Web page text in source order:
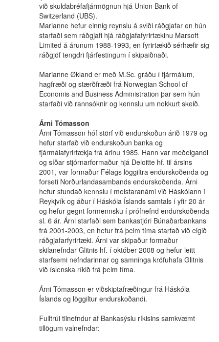
við skuldabréfafjármögnun hjá Union Bank of
Switzerland (UBS).
Marianne hefur einnig reynslu á sviði ráðgjafar en hún
starfaði sem ráðgjafi hjá ráðgjafafyrirtækinu Marsoft
Limited á árunum 1988-1993, en fyrirtækið sérhæfir sig
ráðgjöf tengdri fjárfestingum í skipaiðnaði.
Marianne Økland er með M.Sc. gráðu í fjármálum,
hagfræði og stærðfræði frá Norwegian School of
Economis and Business Administration þar sem hún
starfaði við rannsóknir og kennslu um nokkurt skeið.
Árni Tómasson
Árni Tómasson hóf störf við endurskoðun árið 1979 og
hefur starfað við endurskoðun banka og
fjármálafyrirtækja frá árinu 1985. Hann var meðeigandi
og síðar stjórnarformaður hjá Deloitte hf. til ársins
2001, var formaður Félags löggiltra endurskoðenda og
forseti Norðurlandasambands endurskoðenda. Árni
hefur stundað kennslu í meistaranámi við Háskólann í
Reykjvík og áður í Háskóla Íslands samtals í yfir 20 ár
og hefur gegnt formennsku í prófnefnd endurskoðenda
sl. 6 ár. Árni starfaði sem bankastjóri Búnaðarbankans
frá 2001-2003, en hefur frá þeim tíma starfað við eigið
ráðgjafarfyrirtæki. Árni var skipaður formaður
skilanefndar Glitnis hf. í október 2008 og hefur leitt
starfsemi nefndarinnar og samninga kröfuhafa Glitnis
við íslenska ríkið frá þeim tíma.
Árni Tómasson er viðskiptafræðingur frá Háskóla
Íslands og löggiltur endurskoðandi.
Fulltrúi tilnefndur af Bankasýslu ríkisins samkvæmt
tillögum valnefndar: